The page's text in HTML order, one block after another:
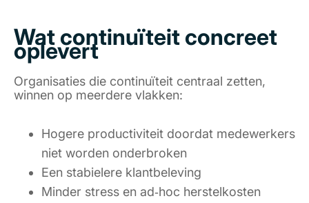
Wat continuïteit concreet
oplevert
Organisaties die continuïteit centraal zetten,
winnen op meerdere vlakken:
Hogere productiviteit doordat medewerkers
niet worden onderbroken
Een stabielere klantbeleving
Minder stress en ad‑hoc herstelkosten